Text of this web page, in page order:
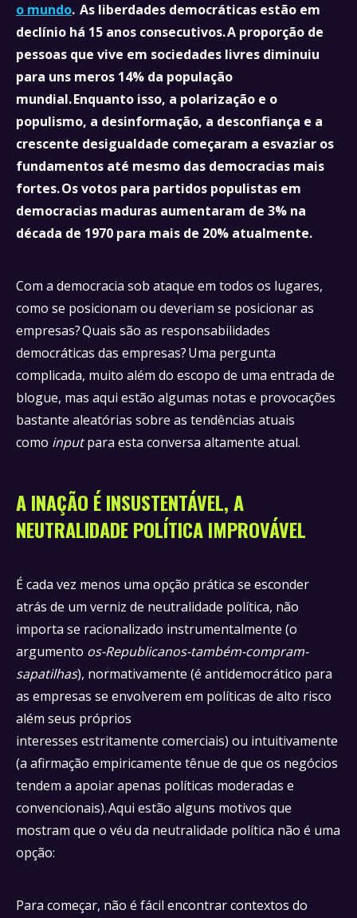
o mundo. As liberdades democráticas estão em
declínio há 15 anos consecutivos. A proporção de
pessoas que vive em sociedades livres diminuiu
para uns meros 14% da população
mundial. Enquanto isso, a polarização e o
populismo, a desinformação, a desconfiança e a
crescente desigualdade começaram a esvaziar os
fundamentos até mesmo das democracias mais
fortes. Os votos para partidos populistas em
democracias maduras aumentaram de 3% na
década de 1970 para mais de 20% atualmente.
Com a democracia sob ataque em todos os lugares,
como se posicionam ou deveriam se posicionar as
empresas? Quais são as responsabilidades
democráticas das empresas? Uma pergunta
complicada, muito além do escopo de uma entrada de
blogue, mas aqui estão algumas notas e provocações
bastante aleatórias sobre as tendências atuais
como inputpara esta conversa altamente atual.
A INAÇÃO É INSUSTENTÁVEL, A
NEUTRALIDADE POLÍTICA IMPROVÁVEL
É cada vez menos uma opção prática se esconder
atrás de um verniz de neutralidade política, não
importa se racionalizado instrumentalmente (o
argumento os-Republicanos-também-compram-
sapatilhas), normativamente (é antidemocrático para
as empresas se envolverem em políticas de alto risco
além seus próprios
interesses estritamente comerciais) ou intuitivamente
(a afirmação empiricamente tênue de que os negócios
tendem a apoiar apenas políticas moderadas e
convencionais). Aqui estão alguns motivos que
mostram que o véu da neutralidade política não é uma
opção:
Para começar, não é fácil encontrar contextos do